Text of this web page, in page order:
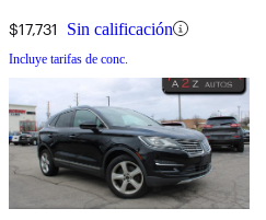
$17,731 Sin calificación
Incluye tarifas de conc.